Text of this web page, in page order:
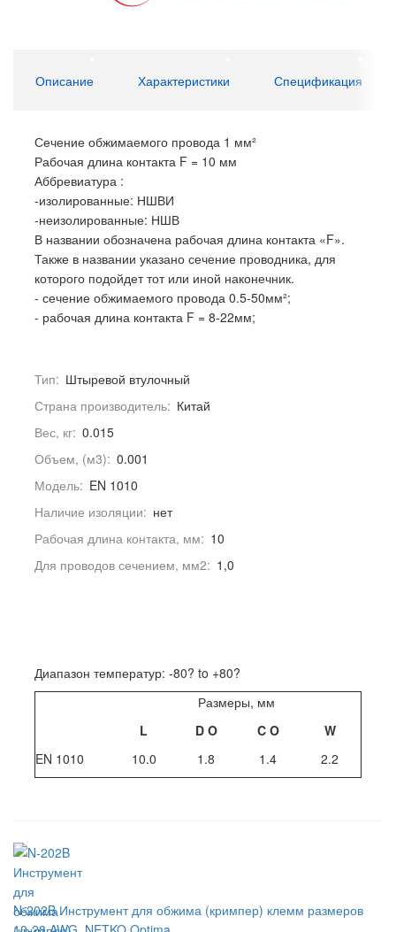
Описание Характеристики Спецификация
Сечение обжимаемого провода 1 мм²
Рабочая длина контакта F = 10 мм
Аббревиатура :
-изолированные: НШВИ
-неизолированные: НШВ
В названии обозначена рабочая длина контакта «F».
Также в названии указано сечение проводника, для
которого подойдет тот или иной наконечник.
- сечение обжимаемого провода 0.5-50мм²;
- рабочая длина контакта F = 8-22мм;
Тип: Штыревой втулочный
Страна производитель: Китай
Вес, кг: 0.015
Объем, (м3): 0.001
Модель: EN 1010
Наличие изоляции: нет
Рабочая длина контакта, мм: 10
Для проводов сечением, мм2: 1,0
Диапазон температур: -80? to +80?
Размеры, мм
L
D O C O
W
EN 1010
10.0 1.8 1.4 2.2
N-202B Инструмент для обжима (кримпер) клемм размеров